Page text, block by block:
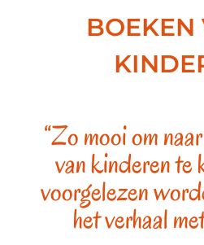
BOEKEN
“Zo mooi om
van kinderen te
voorgelezen
het verhaal